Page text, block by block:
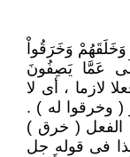
وَخَرَقُواْ
عَمَّا يَصِفُونَ
لازما ، أى لا
( وخرقوا له ) .
الفعل ( خرق )
فى قوله جل